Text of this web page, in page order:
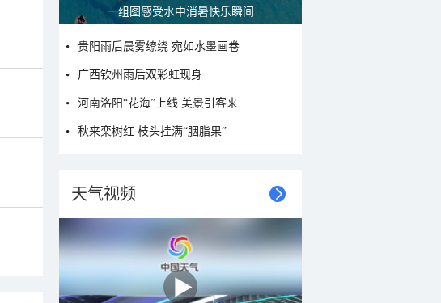
走进青海祁连 邂逅一场大自然的顶级配色
贵阳雨后晨雾缭绕 宛如水墨画卷
广西钦州雨后双彩虹现身
河南洛阳“花海”上线 美景引客来
秋来栾树红 枝头挂满“胭脂果”
天气视频